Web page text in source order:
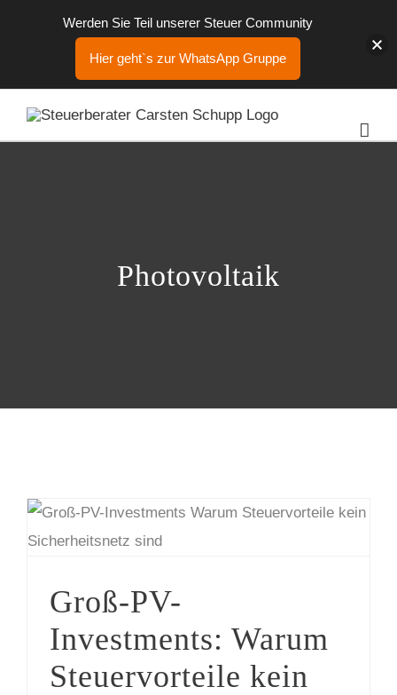
Photovoltaik
Groß-PV-
Investments: Warum
Steuervorteile kein
Werden Sie Teil unserer Steuer Community
Hier geht`s zur WhatsApp Gruppe